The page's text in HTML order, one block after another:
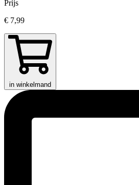
Prijs
€ 7,99
in winkelmand